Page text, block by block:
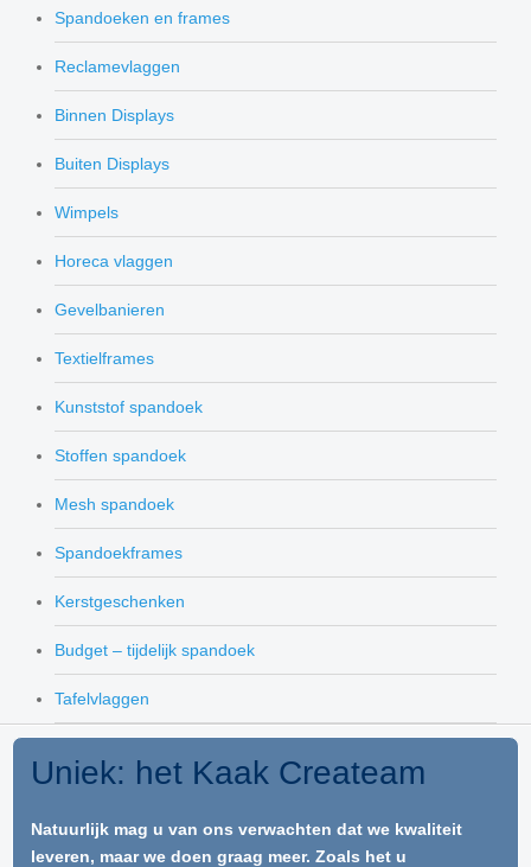
Spandoeken en frames
Reclamevlaggen
Binnen Displays
Buiten Displays
Wimpels
Horeca vlaggen
Gevelbanieren
Textielframes
Kunststof spandoek
Stoffen spandoek
Mesh spandoek
Spandoekframes
Kerstgeschenken
Budget – tijdelijk spandoek
Tafelvlaggen
Uniek: het Kaak Createam
Natuurlijk mag u van ons verwachten dat we kwaliteit
leveren, maar we doen graag meer. Zoals het u